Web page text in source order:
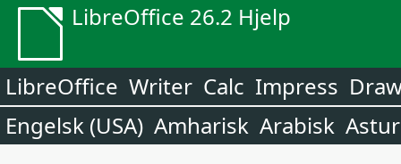
LibreOffice 26.2 Hjelp
LibreOffice Writer Calc Impress
Engelsk (USA) Amharisk Arabisk